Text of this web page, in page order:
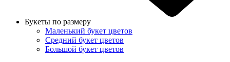
Букеты по размеру
Маленький букет цветов
Средний букет цветов
Большой букет цветов